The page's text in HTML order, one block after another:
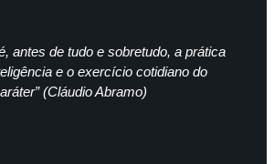
antes de tudo e sobretudo, a prática
e o exercício cotidiano do
(Cláudio Abramo)